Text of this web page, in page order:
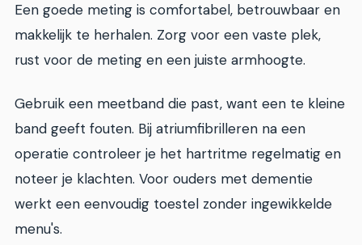
Een goede meting is comfortabel, betrouwbaar en
makkelijk te herhalen. Zorg voor een vaste plek,
rust voor de meting en een juiste armhoogte.
Gebruik een meetband die past, want een te kleine
band geeft fouten. Bij atriumfibrilleren na een
operatie controleer je het hartritme regelmatig en
noteer je klachten. Voor ouders met dementie
werkt een eenvoudig toestel zonder ingewikkelde
menu's.